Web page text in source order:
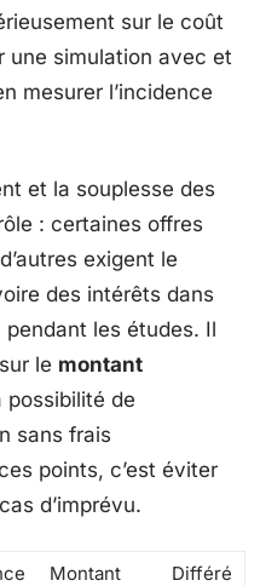
sur le coût
une simulation avec et
mesurer l’incidence
et la souplesse des
: certaines offres
exigent le
des intérêts dans
les études. Il
le montant
possibilité de
sans frais
points, c’est éviter
d’imprévu.
Montant Différé